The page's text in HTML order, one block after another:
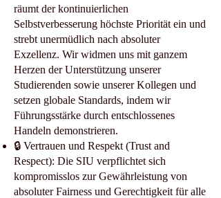
räumt der kontinuierlichen
Selbstverbesserung höchste Priorität ein und
strebt unermüdlich nach absoluter
Exzellenz. Wir widmen uns mit ganzem
Herzen der Unterstützung unserer
Studierenden sowie unserer Kollegen und
setzen globale Standards, indem wir
Führungsstärke durch entschlossenes
Handeln demonstrieren.
🔒 Vertrauen und Respekt (Trust and
Respect): Die SIU verpflichtet sich
kompromisslos zur Gewährleistung von
absoluter Fairness und Gerechtigkeit für alle